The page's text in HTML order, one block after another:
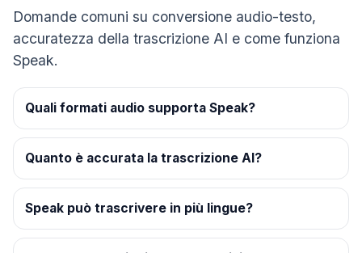
Domande comuni su conversione audio-testo,
accuratezza della trascrizione AI e come funziona
Speak.
Quali formati audio supporta Speak?
Quanto è accurata la trascrizione AI?
Speak può trascrivere in più lingue?